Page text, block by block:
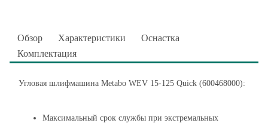
Обзор Характеристики
Оснастка
Комплектация
Угловая шлифмашина Metabo WEV 15-125 Quick (600468000):
Максимальный срок службы при экстремальных